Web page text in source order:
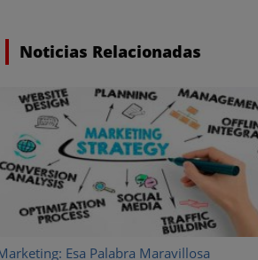
Noticias Relacionadas
Esa Palabra Maravillosa